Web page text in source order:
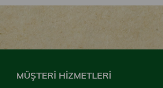
MÜŞTERİ HİZMETLERİ